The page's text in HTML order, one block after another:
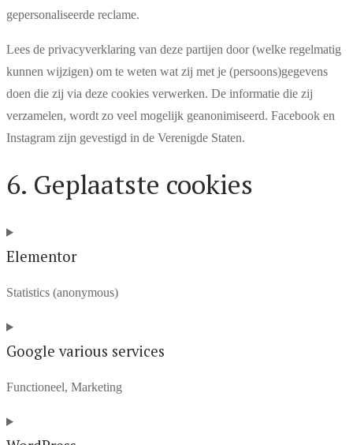
gepersonaliseerde reclame.
Lees de privacyverklaring van deze partijen door (welke regelmatig
kunnen wijzigen) om te weten wat zij met je (persoons)gegevens
doen die zij via deze cookies verwerken. De informatie die zij
verzamelen, wordt zo veel mogelijk geanonimiseerd. Facebook en
Instagram zijn gevestigd in de Verenigde Staten.
6. Geplaatste cookies
Elementor
Statistics (anonymous)
Consent
to
elementor
Google various services
Functioneel, Marketing
Consent